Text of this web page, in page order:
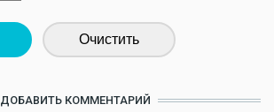
Очистить
ДОБАВИТЬ КОММЕНТАРИЙ